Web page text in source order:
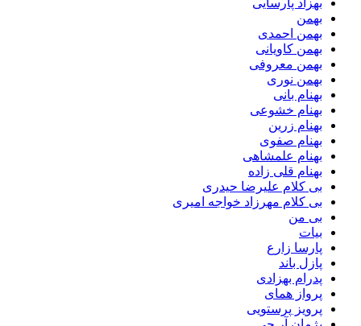
بهزاد پارسایی
بهمن
بهمن احمدی
بهمن کاویانی
بهمن معروفی
بهمن نوری
بهنام بانی
بهنام خشوعی
بهنام زرین
بهنام صفوی
بهنام علمشاهی
بهنام قلی زاده
بی کلام علیرضا حیدری
بی کلام مهرزاد خواجه امیری
بی من
بیات
پارسا زارع
پازل باند
پدرام بهزادی
پرواز همای
پرویز پرستویی